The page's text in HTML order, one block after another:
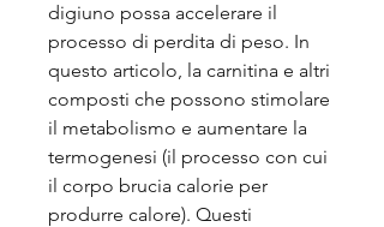
digiuno possa accelerare il
processo di perdita di peso. In
questo articolo, la carnitina e altri
composti che possono stimolare
il metabolismo e aumentare la
termogenesi (il processo con cui
il corpo brucia calorie per
produrre calore). Questi